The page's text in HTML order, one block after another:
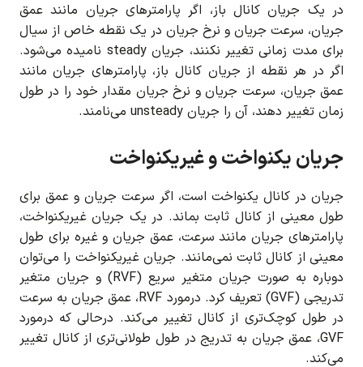
در یک جریان کانال باز، اگر پارامترهای جریان مانند عمق
جریان، سرعت جریان و نرخ جریان در یک نقطه خاص از سیال
برای مدت زمانی تغییر نکنند، جریان steady نامیده می‌شود.
اگر در هر نقطه از جریان کانال باز، پارامترهای جریان مانند
عمق جریان، سرعت جریان و نرخ جریان مقدار خود را در طول
زمان تغییر دهند، آن را جریان unsteady می‌نامند.
جریان یکنواخت و غیریکنواخت
جریان در کانال یکنواخت است، اگر سرعت جریان و عمق برای
طول معینی از کانال ثابت بماند. در یک جریان غیریکنواخت،
پارامترهای جریان مانند سرعت، عمق جریان و غیره برای طول
معینی از کانال ثابت نمی‌مانند. جریان غیریکنواخت را می‌توان
دوباره به صورت جریان متغیر سریع (RVF) و جریان متغیر
تدریجی (GVF) تعریف کرد. درمورد RVF، عمق جریان به سرعت
در طول کوچک‌تری از کانال تغییر می‌کند. درحالی که درمورد
GVF، عمق جریان به تدریج در طول طولانی‌تری از کانال تغییر
می‌کند.